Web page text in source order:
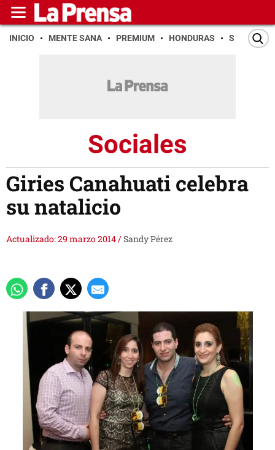
INICIO MENTE SANA PREMIUM HONDURAS SAN PEDRO
Sociales
Giries Canahuati celebra
su natalicio
Actualizado: 29 marzo 2014/Sandy Pérez